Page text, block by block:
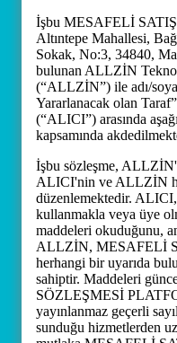
İşbu MESAFELİ
Altıntepe Mahallesi,
Sokak, No:3, 34840,
bulunan ALLZİN
(“ALLZİN”) ile adı/
Yararlanacak olan
(“ALICI”) arasında
kapsamında
İşbu sözleşme,
ALICI'nin ve ALLZİN
düzenlemektedir.
kullanmakla veya üye
maddeleri okuduğunu,
ALLZİN, MESAFELİ
herhangi bir uyarıda
sahiptir. Maddeleri
SÖZLEŞMESİ
yayınlanmaz geçerli
sunduğu hizmetlerden